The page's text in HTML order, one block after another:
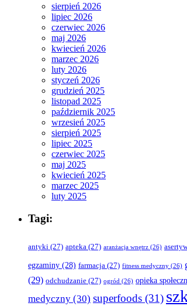
sierpień 2026
lipiec 2026
czerwiec 2026
maj 2026
kwiecień 2026
marzec 2026
luty 2026
styczeń 2026
grudzień 2025
listopad 2025
październik 2025
wrzesień 2025
sierpień 2025
lipiec 2025
czerwiec 2025
maj 2025
kwiecień 2025
marzec 2025
luty 2025
Tagi:
antyki (27) apteka (27) aranżacja wnętrz (26)
egzaminy (28) farmacja (27) fitness medyczny (26)
(29) odchudzanie (27) ogród (26) opieka
medyczny (30) superfoods (31)